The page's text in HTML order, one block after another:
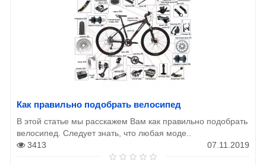
Как правильно подобрать велосипед
В этой статье мы расскажем Вам как правильно подобрать
велосипед. Следует знать, что любая моде..
3413
07.11.2019